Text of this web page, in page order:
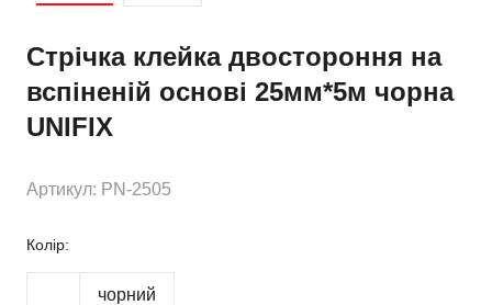
Стрічка клейка двостороння на
вспіненій основі 25мм*5м чорна
UNIFIX
Артикул: PN-2505
Колір:
чорний